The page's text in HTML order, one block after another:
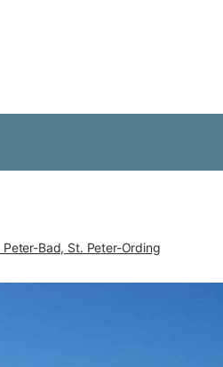
Peter-Bad, St. Peter-Ording